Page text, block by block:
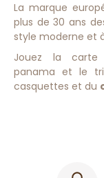
La marque
plus de 30 ans
style moderne et
Jouez la
panama et le
casquettes et du